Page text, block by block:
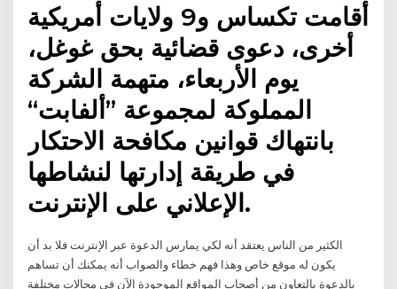
أقامت تكساس و9 ولايات أمريكية
أخرى، دعوى قضائية بحق غوغل،
يوم الأربعاء، متهمة الشركة
المملوكة لمجموعة ”ألفابت“
بانتهاك قوانين مكافحة الاحتكار
في طريقة إدارتها لنشاطها
الإعلاني على الإنترنت.
الكثير من الناس يعتقد أنه لكي يمارس الدعوة عبر الإنترنت فلا بد أن
يكون له موقع خاص وهذا فهم خطاء والصواب أنه يمكنك أن تساهم
بالدعوة بالتعاون من أصحاب المواقع الموجودة الآن في مجالات مختلفة